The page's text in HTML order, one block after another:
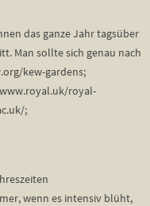
das ganze Jahr tagsüber
Man sollte sich genau nach
kew-gardens;
royal-
;
wenn es intensiv blüht,